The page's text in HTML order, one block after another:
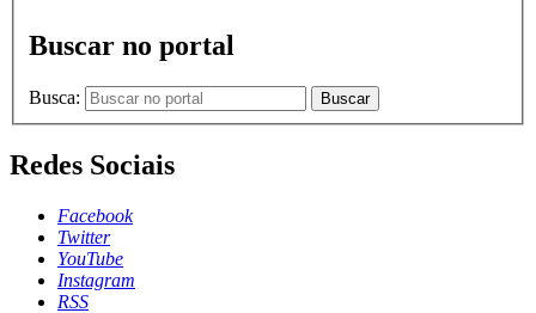
Buscar no portal
Busca: Buscar
Redes Sociais
Facebook
Twitter
YouTube
Instagram
RSS